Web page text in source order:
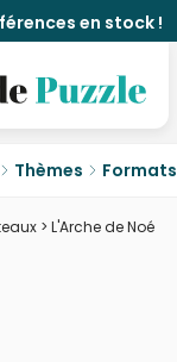
en stock !
Thèmes Formats
> L'Arche de Noé